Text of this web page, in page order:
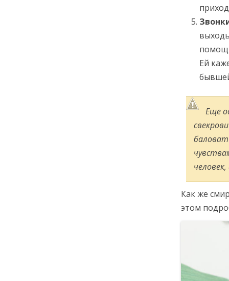
Ей
Еще
Как же
этом